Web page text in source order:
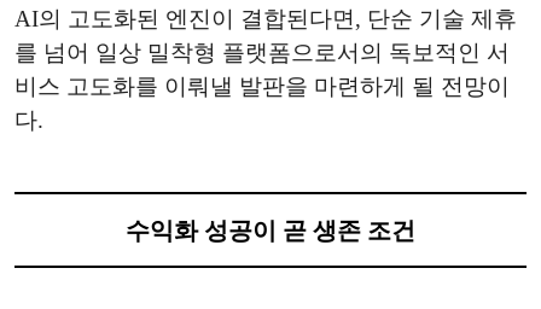
AI의 고도화된 엔진이 결합된다면, 단순 기술 제휴
를 넘어 일상 밀착형 플랫폼으로서의 독보적인 서
비스 고도화를 이뤄낼 발판을 마련하게 될 전망이
다.
수익화 성공이 곧 생존 조건